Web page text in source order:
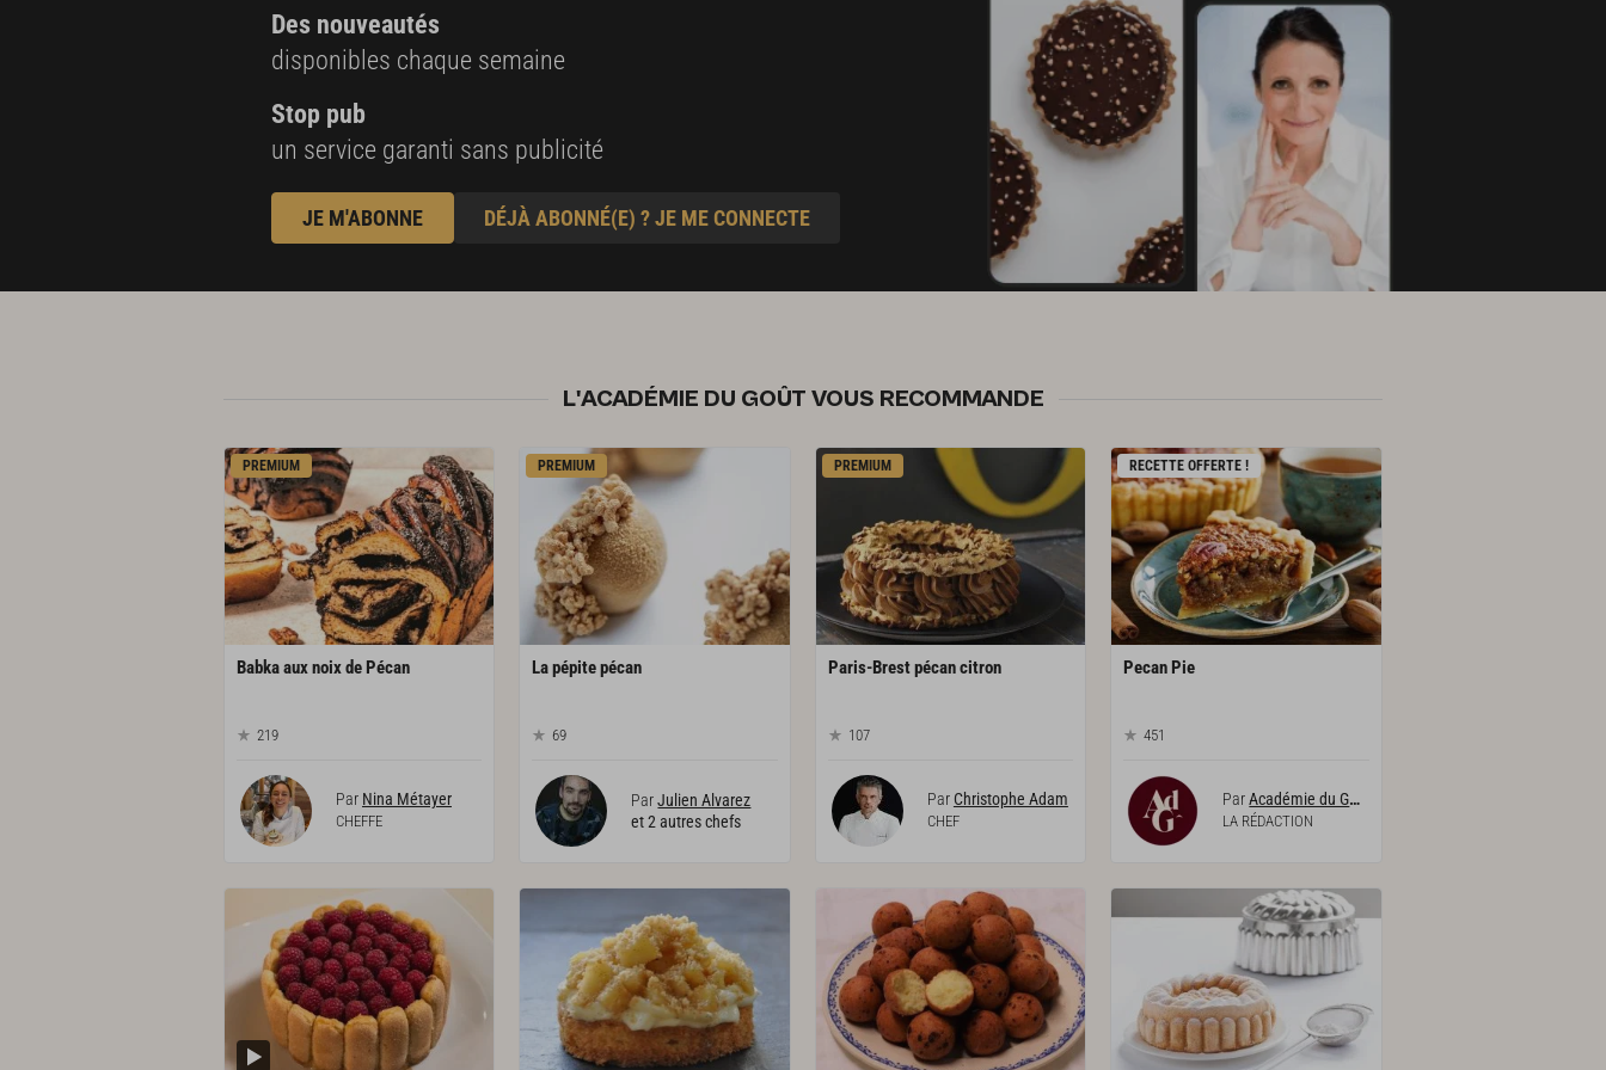
Des nouveautés
disponibles chaque semaine
Stop pub
un service garanti sans publicité
JE M'ABONNE DÉJÀ ABONNÉ(E) ? JE ME CONNECTE
L'ACADÉMIE DU GOÛT VOUS RECOMMANDE
PREMIUM
Babkaauxnoixde Pécan
219
Par Nina Métayer
CHEFFE
PREMIUM
Lapépitepécan
69
ParJulien Alvarez
et 2 autres chefs
PREMIUM
Paris-Brestpécancitron
107
Par Christophe Adam
CHEF
RECETTE OFFERTE !
Pecan Pie
451
ParAcadémie du Goût
LA RÉDACTION